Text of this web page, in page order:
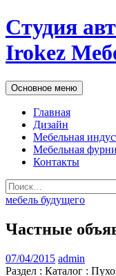
Студия
Irokez
Поиск
Основное меню
к
Главная
Дизайн
Мебельная
Мебельная
Контакты
Найти:
мебель будущего
Частные
07/04/2015 admin
Раздел : Каталог :